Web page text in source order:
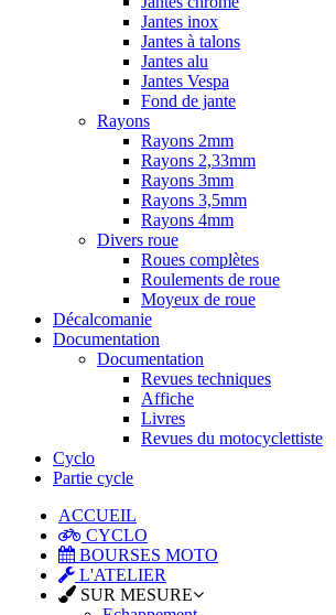
Jantes inox
Jantes à talons
Jantes alu
Jantes Vespa
Fond de jante
Rayons
Rayons 2mm
Rayons 2,33mm
Rayons 3mm
Rayons 3,5mm
Rayons 4mm
Divers roue
Roues complètes
Roulements de roue
Moyeux de roue
Décalcomanie
Documentation
Documentation
Revues techniques
Affiche
Livres
Revues du motocyclettiste
Cyclo
Partie cycle
ACCUEIL
CYCLO
BOURSES MOTO
L'ATELIER
SUR MESURE